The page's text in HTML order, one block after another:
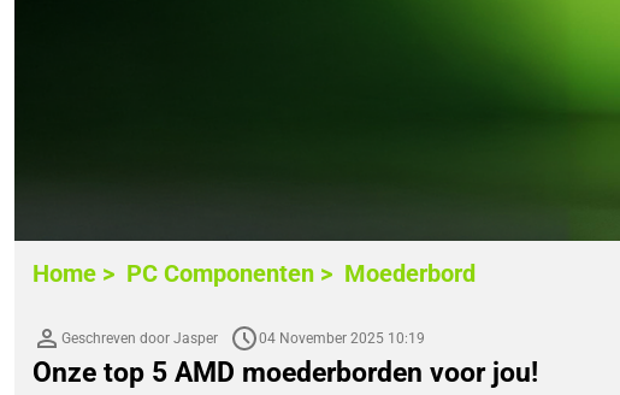
Home > PC Componenten > Moederbord
Geschreven door Jasper 04 November 2025 10:19
Onze top 5 AMD moederborden voor jou!